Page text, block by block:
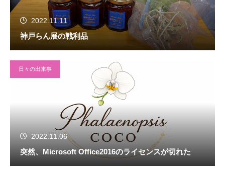
2022.11.11
神戸らん展の戦利品
日々の出来事
2022.11.06
突然、Microsoft Office2016のライセンスが切れた